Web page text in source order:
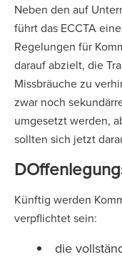
Neben den auf
führt das ECCTA
Regelungen für
darauf abzielt, die
Missbräuche zu
zwar noch
umgesetzt werden,
sollten sich jetzt
D
Künftig werden
verpflichtet sein:
die